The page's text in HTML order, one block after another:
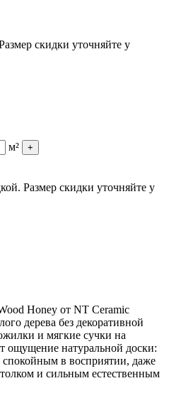
скидки уточняйте у
м²
+
Размер скидки уточняйте у
Honey от NT Ceramic
дерева без декоративной
и мягкие сучки на
ощущение натуральной доски:
в восприятии, даже
и сильным естественным